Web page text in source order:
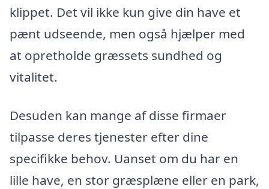
klippet. Det vil ikke kun give din have et
pænt udseende, men også hjælper med
at opretholde græssets sundhed og
vitalitet.
Desuden kan mange af disse firmaer
tilpasse deres tjenester efter dine
specifikke behov. Uanset om du har en
lille have, en stor græsplæne eller en park,